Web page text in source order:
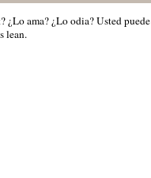
¿Lo ama? ¿Lo odia? Usted puede
lean.